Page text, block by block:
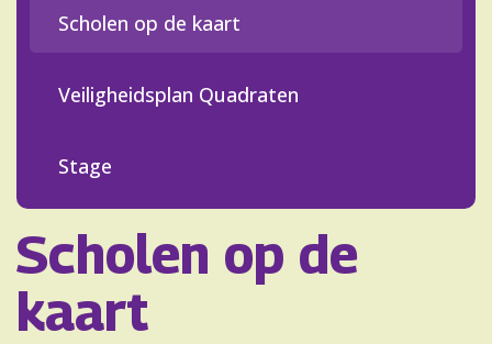
Scholen op de kaart
Veiligheidsplan Quadraten
Stage
Scholen op de
kaart